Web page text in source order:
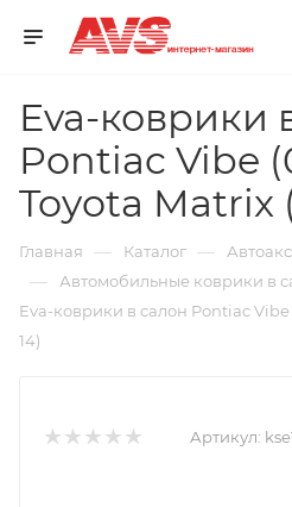
Eva-коврики
Pontiac Vibe
Toyota Matrix
Главная — Каталог —
— Автомобильные коврики в
Eva-коврики в салон Pontiac
14)
Артикул: